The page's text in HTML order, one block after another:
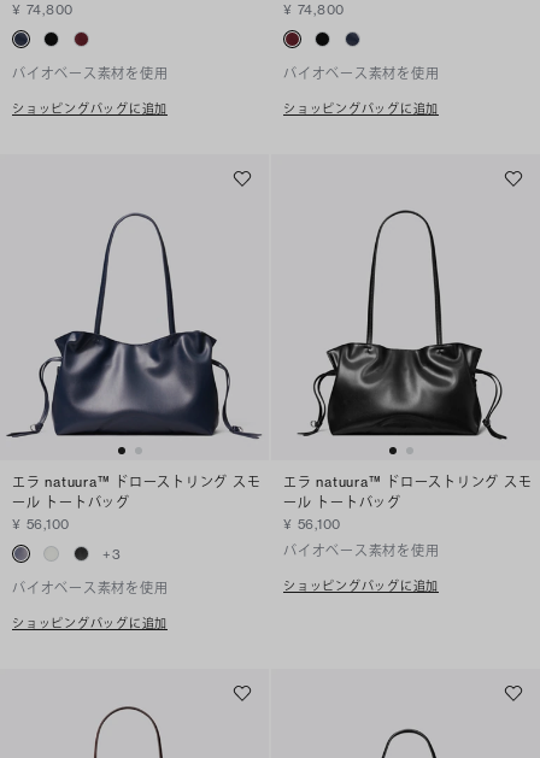
¥ 74,800
バイオベース素材を使用
ショッピングバッグに追加
¥ 74,800
バイオベース素材を使用
ショッピングバッグに追加
エラ natuura™ ドローストリング スモ
ール トートバッグ
¥ 56,100
+3
バイオベース素材を使用
ショッピングバッグに追加
エラ natuura™ ドローストリング スモ
ール トートバッグ
¥ 56,100
バイオベース素材を使用
ショッピングバッグに追加